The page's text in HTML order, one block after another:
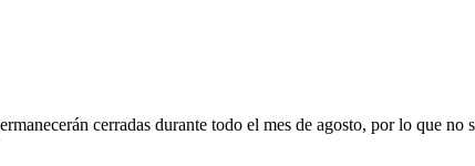
cerradas durante todo el mes de agosto, por lo que